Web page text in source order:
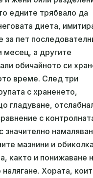
едните трябвало да
диета,
за пет
месец, а другите
обичайното си
време. След три
с храненето,
гладуване,
с
значително
мазнини и
както и понижаване
Хората,